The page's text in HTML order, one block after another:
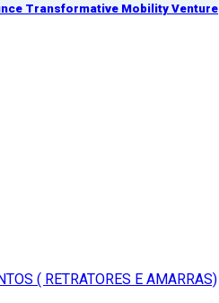
Transformative Mobility Venture
( RETRATORES E AMARRAS)